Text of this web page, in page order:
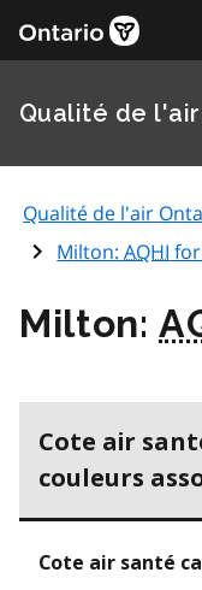
Qualité de
Qualité de l'air
Milton:AQHI
Milton:
Cote air
couleurs
Cote air santé